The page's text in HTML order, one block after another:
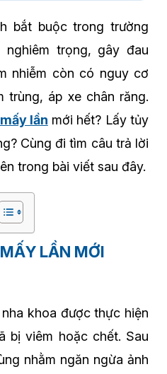
bắt buộc trong trường
trọng, gây đau
nhiễm còn có nguy cơ
trùng, áp xe chân răng.
lần mới hết? Lấy tủy
Cùng đi tìm câu trả lời
trong bài viết sau đây.
LẦN MỚI
khoa được thực hiện
bị viêm hoặc chết. Sau
nhằm ngăn ngừa ảnh